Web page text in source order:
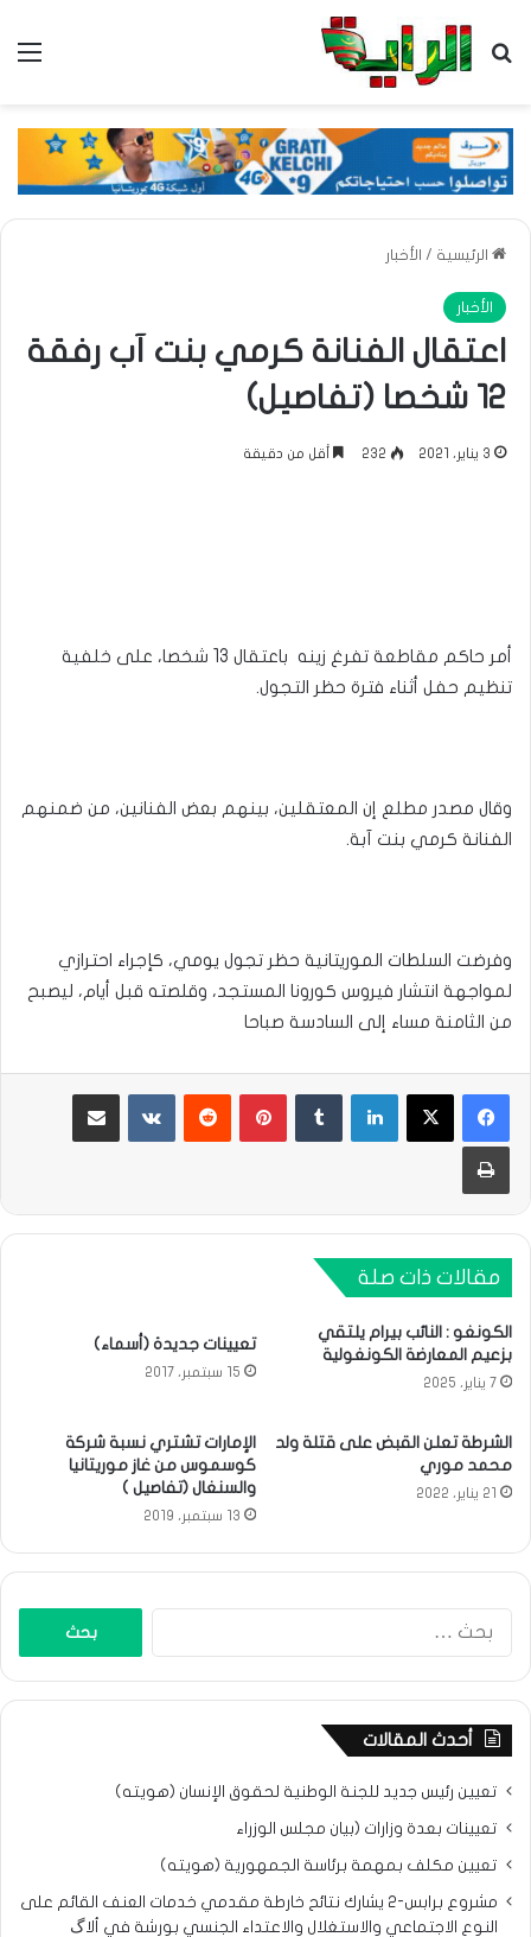
بحث عن
الرئيسية / الأخبار
الأخبار
اعتقال الفنانة كرمي بنت آب رفقة
12 شخصا (تفاصيل)
3 يناير، 2021 232 أقل من دقيقة
أمر حاكم مقاطعة تفرغ زينه باعتقال 13 شخصا، على خلفية
تنظيم حفل أثناء فترة حظر التجول.
وقال مصدر مطلع إن المعتقلين، بينهم بعض الفنانين، من ضمنهم
الفنانة كرمي بنت آبة.
وفرضت السلطات الموريتانية حظر تجول يومي، كإجراء احترازي
لمواجهة انتشار فيروس كورونا المستجد، وقلصته قبل أيام، ليصبح
من الثامنة مساء إلى السادسة صباحا
لينكدإن بينتيريست مشاركة عبر البريد
طباعة
مقالات ذات صلة
الكونغو : النائب بيرام يلتقي
بزعيم المعارضة الكونغولية
7 يناير، 2025
تعيينات جديدة (أسماء)
15 سبتمبر، 2017
الشرطة تعلن القبض على قتلة ولد
محمد موري
21 يناير، 2022
الإمارات تشتري نسبة شركة
كوسموس من غاز موريتانيا
والسنغال (تفاصيل )
13 سبتمبر، 2019
أحدث المقالات
تعيين رئيس جديد للجنة الوطنية لحقوق الإنسان (هويته)
تعيينات بعدة وزارات (بيان مجلس الوزراء
تعيين مكلف بمهمة برئاسة الجمهورية (هويته)
مشروع برابس-2 يشارك نتائح خارطة مقدمي خدمات العنف القائم على
النوع الاجتماعي والاستغلال والاعتداء الجنسي بورشة في ألاگ